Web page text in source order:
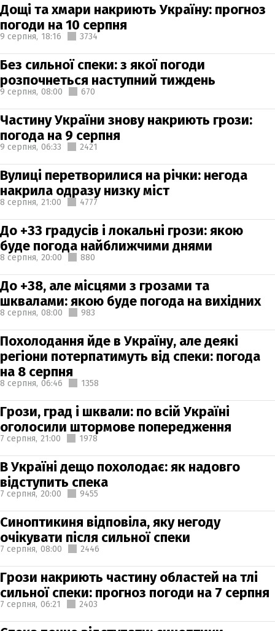
Дощі та хмари накриють Україну: прогноз
погоди на 10 серпня
9 серпня, 18:16 3734
Без сильної спеки: з якої погоди
розпочнеться наступний тиждень
9 серпня, 08:00 670
Частину України знову накриють грози:
погода на 9 серпня
9 серпня, 06:33 2421
Вулиці перетворилися на річки: негода
накрила одразу низку міст
8 серпня, 21:00 4777
До +33 градусів і локальні грози: якою
буде погода найближчими днями
8 серпня, 20:00 880
До +38, але місцями з грозами та
шквалами: якою буде погода на вихідних
8 серпня, 08:00 983
Похолодання йде в Україну, але деякі
регіони потерпатимуть від спеки: погода
на 8 серпня
8 серпня, 06:46 1358
Грози, град і шквали: по всій Україні
оголосили штормове попередження
7 серпня, 21:00 1978
В Україні дещо похолодає: як надовго
відступить спека
7 серпня, 20:00 9455
Синоптикиня відповіла, яку негоду
очікувати після сильної спеки
7 серпня, 08:00 2446
Грози накриють частину областей на тлі
сильної спеки: прогноз погоди на 7 серпня
7 серпня, 06:21 2403